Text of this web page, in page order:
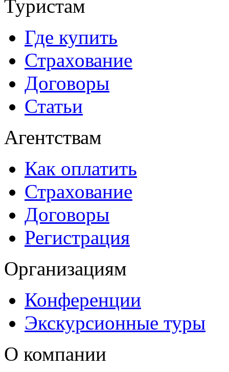
Туристам
Где купить
Страхование
Договоры
Статьи
Агентствам
Как оплатить
Страхование
Договоры
Регистрация
Организациям
Конференции
Экскурсионные туры
О компании